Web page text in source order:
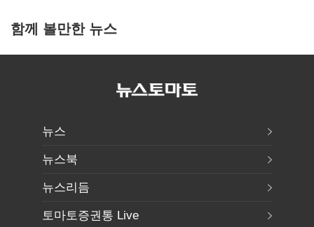
함께 볼만한 뉴스
뉴스
뉴스북
뉴스리듬
토마토증권통 Live